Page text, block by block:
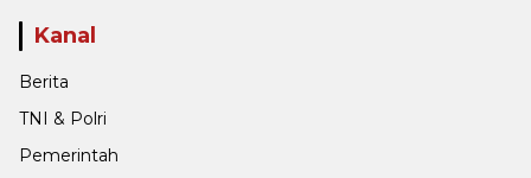
Kanal
Berita
TNI & Polri
Pemerintah